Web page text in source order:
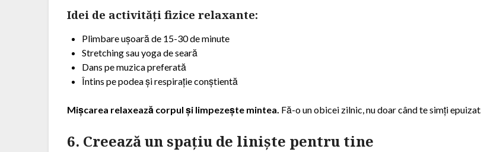
Idei de activități fizice relaxante:
Plimbare ușoară de 15-30 de minute
Stretching sau yoga de seară
Dans pe muzica preferată
Întins pe podea și respirație conștientă
Mișcarea relaxează corpul și limpezește mintea. Fă-o un obicei zilnic, nu doar când te simți epuizat.
6. Creează un spațiu de liniște pentru tine